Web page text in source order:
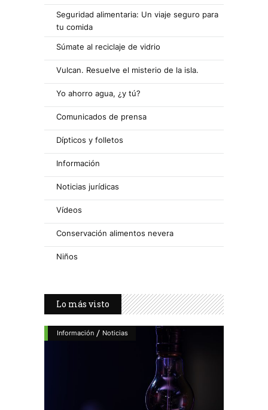
Seguridad alimentaria: Un viaje seguro para
tu comida
Súmate al reciclaje de vidrio
Vulcan. Resuelve el misterio de la isla.
Yo ahorro agua, ¿y tú?
Comunicados de prensa
Dípticos y folletos
Información
Noticias jurídicas
Vídeos
Conservación alimentos nevera
Niños
Lo más visto
Información / Noticias